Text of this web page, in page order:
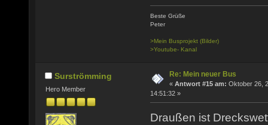
Beste Grüße
Peter
>Mein Busprojekt (Bilder)
>Youtube- Kanal
Surströmming
Hero Member
Re: Mein neuer Bus
« Antwort #15 am: Oktober 26,
14:51:32 »
Draußen ist